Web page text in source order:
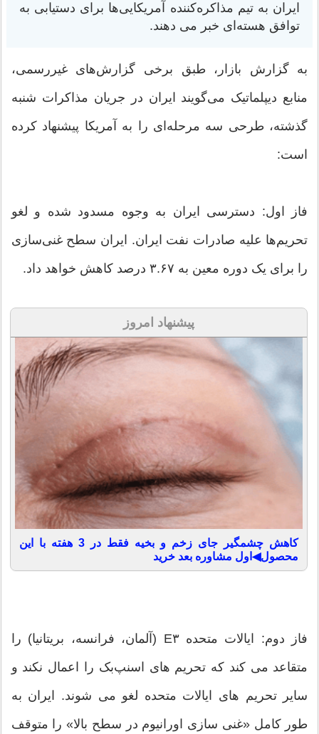
ایران به تیم مذاکره‌کننده آمریکایی‌ها برای دستیابی به
توافق هسته‌ای خبر می دهند.
به گزارش بازار، طبق برخی گزارش‌های غیررسمی،
منابع دیپلماتیک می‌گویند ایران در جریان مذاکرات شنبه
گذشته، طرحی سه مرحله‌ای را به آمریکا پیشنهاد کرده
است:
فاز اول: دسترسی ایران به وجوه مسدود شده و لغو
تحریم‌ها علیه صادرات نفت ایران. ایران سطح غنی‌سازی
را برای یک دوره معین به ۳.۶۷ درصد کاهش خواهد داد.
پیشنهاد امروز
کاهش چشمگیر جای زخم و بخیه فقط در 3 هفته با این
محصول◀اول مشاوره بعد خرید
فاز دوم: ایالات متحده E۳ (آلمان، فرانسه، بریتانیا) را
متقاعد می کند که تحریم های اسنپ‌بک را اعمال نکند و
سایر تحریم های ایالات متحده لغو می شوند. ایران به
طور کامل «غنی سازی اورانیوم در سطح بالا» را متوقف